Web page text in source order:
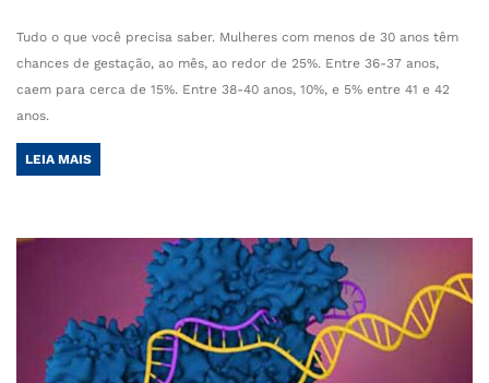
Tudo o que você precisa saber. Mulheres com menos de 30 anos têm
chances de gestação, ao mês, ao redor de 25%. Entre 36-37 anos,
caem para cerca de 15%. Entre 38-40 anos, 10%, e 5% entre 41 e 42
anos.
LEIA MAIS